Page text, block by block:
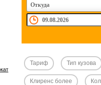
Откуда
Тариф Тип кузова
Клиренс более